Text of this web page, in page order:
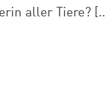
aller Tiere?